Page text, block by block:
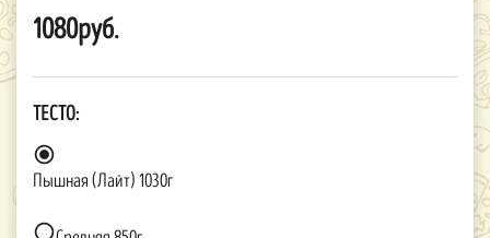
1080руб.
ТЕСТО:

Пышная (Лайт) 1030г
